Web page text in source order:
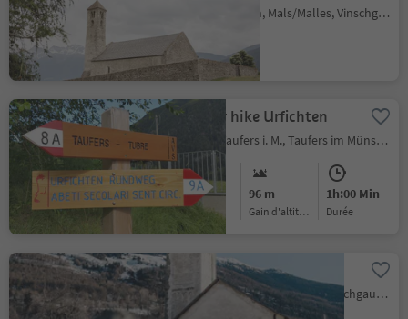
Tarces/Tartsch, Mals/Malles, Vinschgau/Val Venosta
Circular hike Urfichten
Tubre/Taufers i. M., Taufers im Münstertal/Tubre, Vinschgau/Val Venosta
Easy
Difficulté
96 m
Gain d'altitude
1h:00 Min
durée
St. Benedikt´s Church
Malles/Mals, Mals/Malles, Vinschgau/Val Venosta